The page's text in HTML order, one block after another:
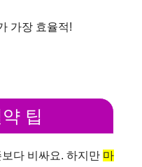
가장 효율적!
팁
다 비싸요. 하지만 마